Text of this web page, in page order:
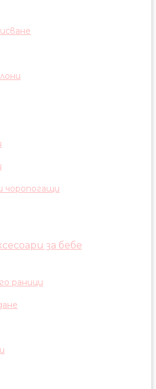
чоропогащи
за бебе
раници